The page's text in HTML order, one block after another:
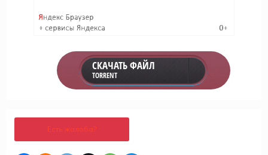
СКАЧАТЬ ФАЙЛ
TORRENT
Есть жалоба?